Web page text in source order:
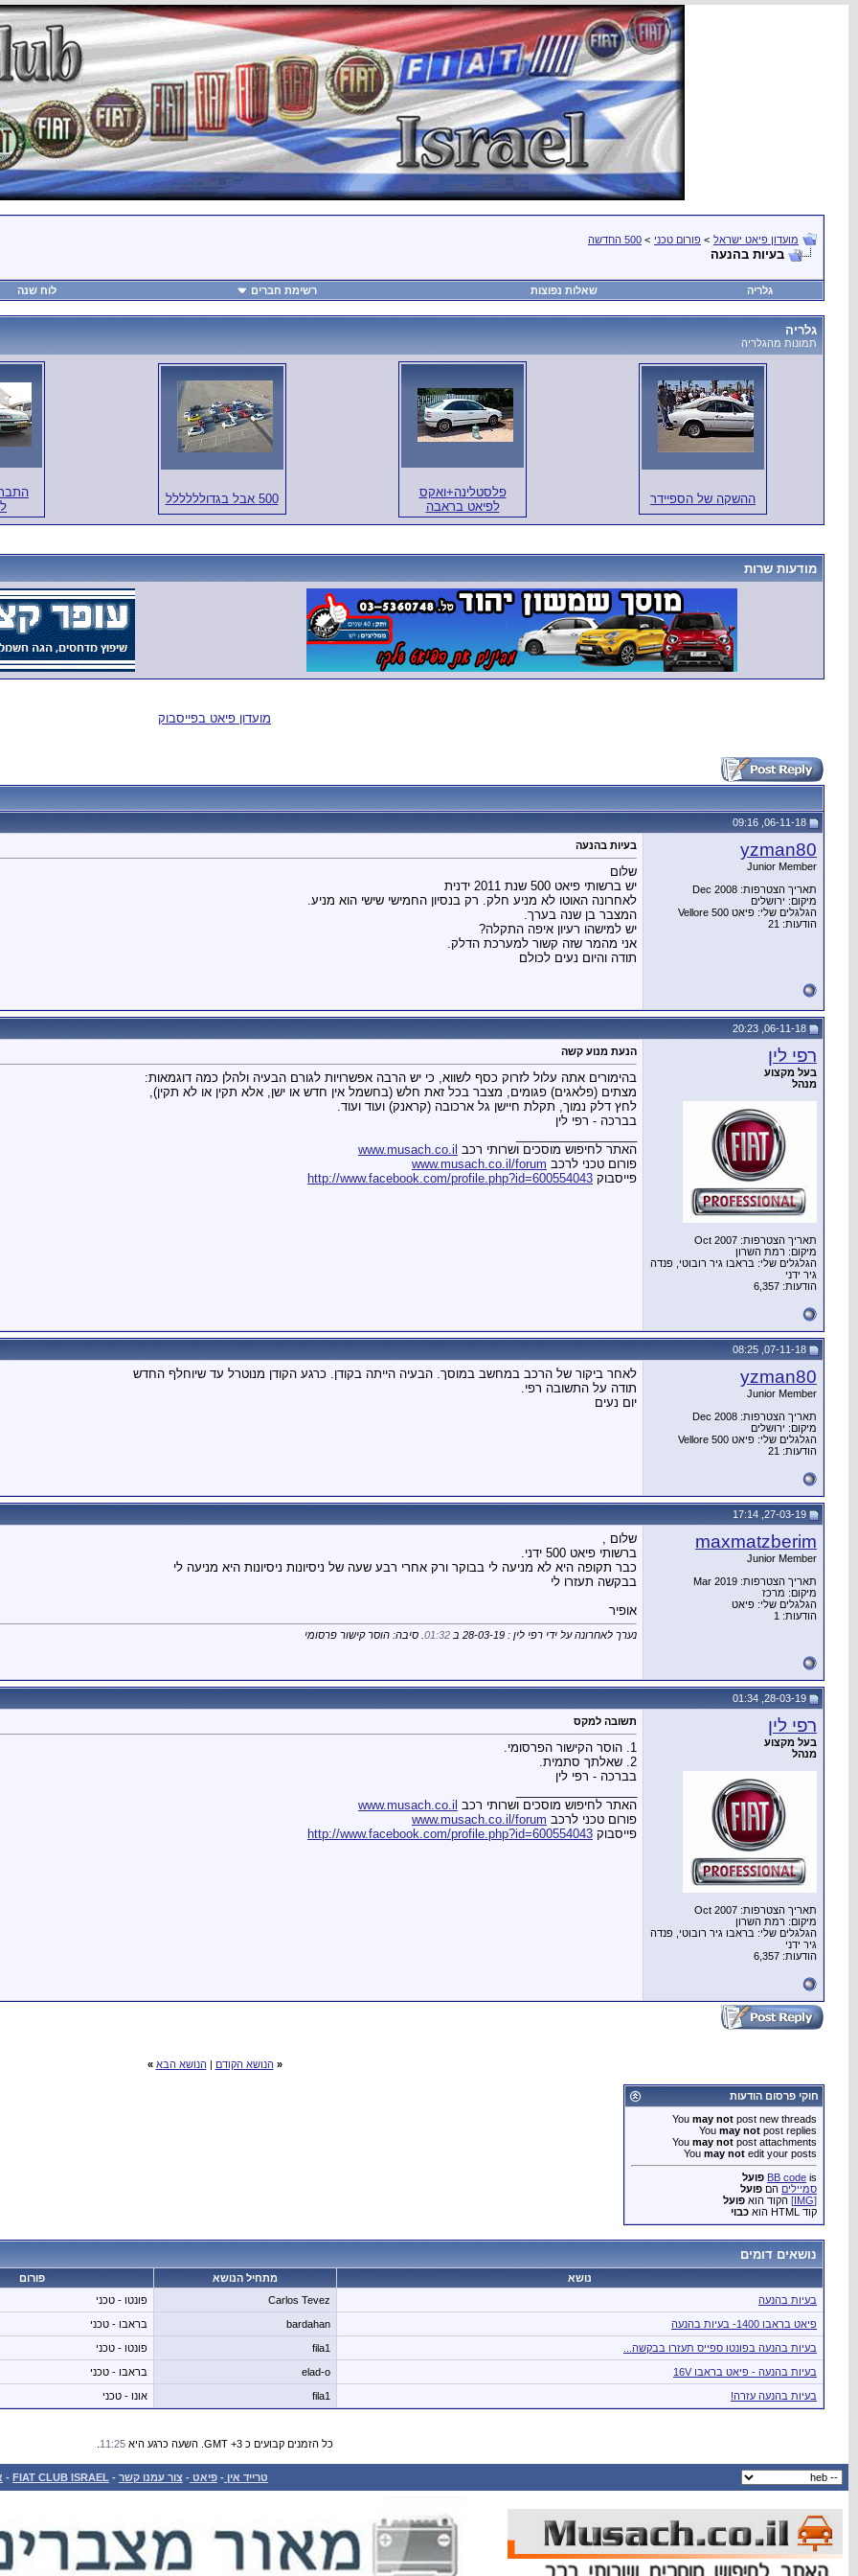
מועדון פיאט ישראל > פורום טכני > 500 החדשה
בעיות בהנעה
גלריה שאלות נפוצות רשימת חברים לוח שנה
גלריה
תמונות מהגלריה
ההשקה של הספיידר
פלסטלינה+ואקס
לפיאט בראבה
500 אבל בגדולללללל
מודעות שרות
מועדון פיאט בפייסבוק
yzman80
Junior Member
תאריך הצטרפות: Dec 2008
מיקום: ירושלים
הגלגלים שלי: פיאט 500 Vellore
הודעות: 21
בעיות בהנעה
שלום
יש ברשותי פיאט 500 שנת 2011 ידנית
לאחרונה האוטו לא מניע חלק. רק בנסיון החמישי שישי הוא מניע.
המצבר בן שנה בערך.
יש למישהו רעיון איפה התקלה?
אני מהמר שזה קשור למערכת הדלק.
תודה והיום נעים לכולם
רפי לין
בעל מקצוע
מנהל
תאריך הצטרפות: Oct 2007
מיקום: רמת השרון
הגלגלים שלי: בראבו גיר רובוטי, פנדה
גיר ידני
הודעות: 6,357
הנעת מנוע קשה
בהימורים אתה עלול לזרוק כסף לשווא, כי יש הרבה אפשרויות לגורם הבעיה ולהלן כמה דוגמאות:
מצתים (פלאגים) פגומים, מצבר בכל זאת חלש (בחשמל אין חדש או ישן, אלא תקין או לא תקין),
לחץ דלק נמוך, תקלת חיישן גל ארכובה (קראנק) ועוד ועוד.
בברכה - רפי לין
האתר לחיפוש מוסכים ושרותי רכב www.musach.co.il
פורום טכני לרכב www.musach.co.il/forum
פייסבוק http://www.facebook.com/profile.php?id=600554043
yzman80
Junior Member
תאריך הצטרפות: Dec 2008
מיקום: ירושלים
הגלגלים שלי: פיאט 500 Vellore
הודעות: 21
לאחר ביקור של הרכב במחשב במוסך. הבעיה הייתה בקודן. כרגע הקודן מנוטרל עד שיוחלף החדש
תודה על התשובה רפי.
יום נעים
maxmatzberim
Junior Member
תאריך הצטרפות: Mar 2019
מיקום: מרכז
הגלגלים שלי: פיאט
הודעות: 1
שלום ,
ברשותי פיאט 500 ידני.
כבר תקופה היא לא מניעה לי בבוקר ורק אחרי רבע שעה של ניסיונות ניסיונות היא מניעה לי
בבקשה תעזרו לי
אופיר
נערך לאחרונה על ידי רפי לין : 28-03-19 ב 01:32 . סיבה: הוסר קישור פרסומי
רפי לין
בעל מקצוע
מנהל
תאריך הצטרפות: Oct 2007
מיקום: רמת השרון
הגלגלים שלי: בראבו גיר רובוטי, פנדה
גיר ידני
הודעות: 6,357
תשובה למקס
1. הוסר הקישור הפרסומי.
2. שאלתך סתמית.
בברכה - רפי לין
האתר לחיפוש מוסכים ושרותי רכב www.musach.co.il
פורום טכני לרכב www.musach.co.il/forum
פייסבוק http://www.facebook.com/profile.php?id=600554043
« הנושא הקודם | הנושא הבא »
חוקי פרסום הודעות
You may not post new threads
You may not post replies
You may not post attachments
You may not edit your posts
BB code is
פועל
סמיילים הם פועל
[IMG]
הקוד הוא פועל
קוד HTML הוא
כבוי
נושאים דומים
נושא מתחיל הנושא
פורום
בעיות בהנעה
Carlos Tevez פונטו - טכני
פיאט בראבו 1400- בעיות בהנעה bardahan בראבו - טכני
בעיות בהנעה בפונטו ספייס תעזרו בבקשה... fila1 פונטו - טכני
בעיות בהנעה - פיאט בראבו 16V elad-o בראבו - טכני
בעיות בהנעה עזרה! fila1 אונו - טכני
כל הזמנים קבועים כ GMT +3. השעה כרגע היא 11:25
טרייד אין - פיאט - צור עמנו קשר -
FIAT CLUB ISRAEL
-